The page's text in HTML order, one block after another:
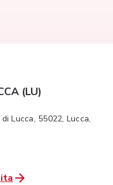
(LU)
Lucca, 55022, Lucca,